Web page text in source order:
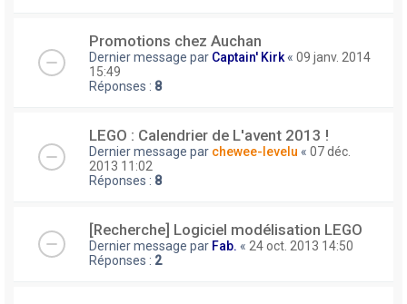
Promotions chez Auchan
Dernier message par Captain' Kirk « 09 janv. 2014
15:49
Réponses : 8
LEGO : Calendrier de L'avent 2013 !
Dernier message par chewee-levelu « 07 déc.
2013 11:02
Réponses : 8
[Recherche] Logiciel modélisation LEGO
Dernier message par Fab. « 24 oct. 2013 14:50
Réponses : 2